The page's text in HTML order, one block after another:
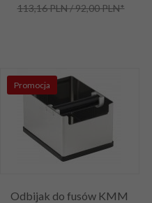
113,16 PLN / 92,00 PLN*
Promocja
Odbijak do fusów KMM